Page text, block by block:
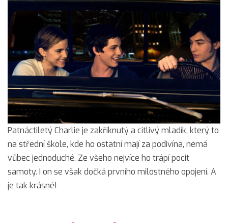
Patnáctiletý Charlie je zakřiknutý a citlivý mladík, který to
na střední škole, kde ho ostatní mají za podivína, nemá
vůbec jednoduché. Ze všeho nejvíce ho trápí pocit
samoty. I on se však dočká prvního milostného opojení. A
je tak krásné!